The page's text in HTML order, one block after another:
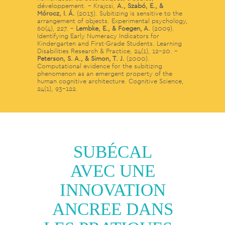
développement. – Krajcsi, A., Szabó, E., &
Mórocz, I. Á. (2013). Subitizing is sensitive to the
arrangement of objects. Experimental psychology,
60(4), 227. – Lembke, E., & Foegen, A. (2009).
Identifying Early Numeracy Indicators for
Kindergarten and First‐Grade Students. Learning
Disabilities Research & Practice, 24(1), 12-20. –
Peterson, S. A., & Simon, T. J. (2000).
Computational evidence for the subitizing
phenomenon as an emergent property of the
human cognitive architecture. Cognitive Science,
24(1), 93-122.
SUBÉCAL
AVEC UNE
INNOVATION
ANCREE DANS